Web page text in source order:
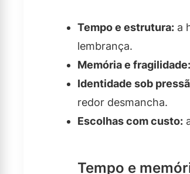
Tempo e estrutura: a
lembrança.
Memória e fragilidade:
Identidade sob
redor desmancha.
Escolhas com custo:
Tempo e